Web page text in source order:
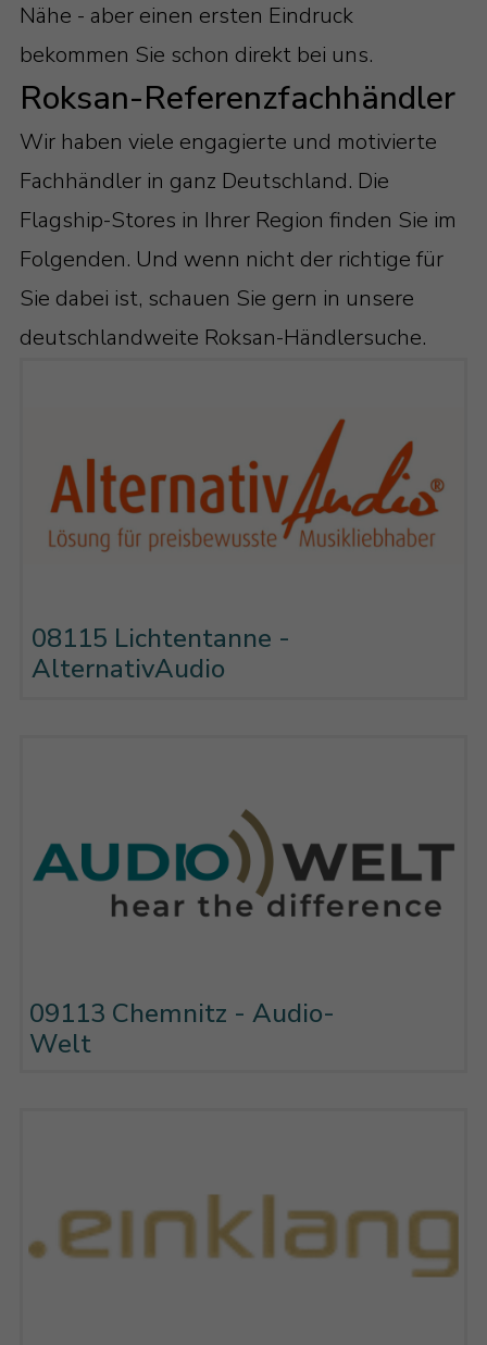
Nähe - aber einen ersten Eindruck
bekommen Sie schon direkt bei uns.
Roksan-Referenzfachhändler
Wir haben viele engagierte und motivierte
Fachhändler in ganz Deutschland. Die
Flagship-Stores in Ihrer Region finden Sie im
Folgenden. Und wenn nicht der richtige für
Sie dabei ist, schauen Sie gern in unsere
deutschlandweite Roksan-Händlersuche.
08115 Lichtentanne -
AlternativAudio
09113 Chemnitz - Audio-
Welt